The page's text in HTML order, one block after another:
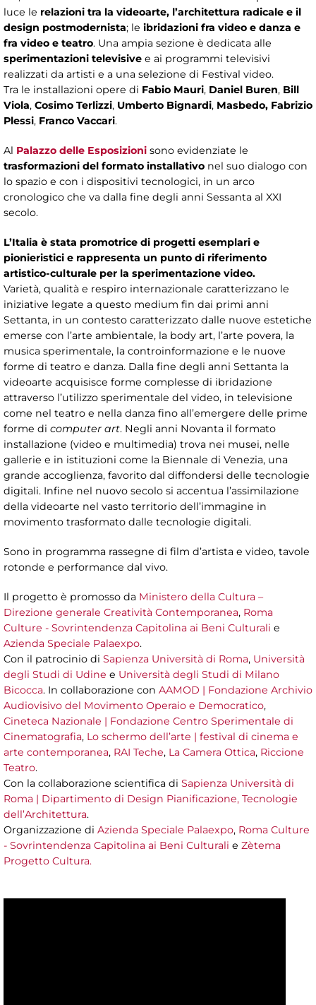
luce le relazioni tra la videoarte, l’architettura radicale e il
design postmodernista; le ibridazioni fra video e danza e
fra video e teatro. Una ampia sezione è dedicata alle
sperimentazioni televisive e ai programmi televisivi
realizzati da artisti e a una selezione di Festival video.
Tra le installazioni opere di Fabio Mauri, Daniel Buren, Bill
Viola, Cosimo Terlizzi, Umberto Bignardi, Masbedo, Fabrizio
Plessi, Franco Vaccari.
Al Palazzo delle Esposizioni sono evidenziate le
trasformazioni del formato installativo nel suo dialogo con
lo spazio e con i dispositivi tecnologici, in un arco
cronologico che va dalla fine degli anni Sessanta al XXI
secolo.
L’Italia è stata promotrice di progetti esemplari e
pionieristici e rappresenta un punto di riferimento
artistico-culturale per la sperimentazione video.
Varietà, qualità e respiro internazionale caratterizzano le
iniziative legate a questo medium fin dai primi anni
Settanta, in un contesto caratterizzato dalle nuove estetiche
emerse con l’arte ambientale, la body art, l’arte povera, la
musica sperimentale, la controinformazione e le nuove
forme di teatro e danza. Dalla fine degli anni Settanta la
videoarte acquisisce forme complesse di ibridazione
attraverso l’utilizzo sperimentale del video, in televisione
come nel teatro e nella danza fino all’emergere delle prime
forme di computer art. Negli anni Novanta il formato
installazione (video e multimedia) trova nei musei, nelle
gallerie e in istituzioni come la Biennale di Venezia, una
grande accoglienza, favorito dal diffondersi delle tecnologie
digitali. Infine nel nuovo secolo si accentua l’assimilazione
della videoarte nel vasto territorio dell’immagine in
movimento trasformato dalle tecnologie digitali.
Sono in programma rassegne di film d’artista e video, tavole
rotonde e performance dal vivo.
Il progetto è promosso da Ministero della Cultura –
Direzione generale Creatività Contemporanea, Roma
Culture - Sovrintendenza Capitolina ai Beni Culturali e
Azienda Speciale Palaexpo.
Con il patrocinio di Sapienza Università di Roma, Università
degli Studi di Udine e Università degli Studi di Milano
Bicocca. In collaborazione con AAMOD | Fondazione Archivio
Audiovisivo del Movimento Operaio e Democratico,
Cineteca Nazionale | Fondazione Centro Sperimentale di
Cinematografia, Lo schermo dell’arte | festival di cinema e
arte contemporanea, RAI Teche, La Camera Ottica, Riccione
Teatro.
Con la collaborazione scientifica di Sapienza Università di
Roma | Dipartimento di Design Pianificazione, Tecnologie
dell’Architettura.
Organizzazione di Azienda Speciale Palaexpo, Roma Culture
- Sovrintendenza Capitolina ai Beni Culturali e Zètema
Progetto Cultura.